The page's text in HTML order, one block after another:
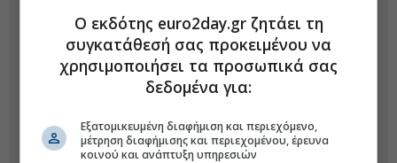
Ο εκδότης euro2day.gr ζητάει τη
συγκατάθεσή σας προκειμένου να
χρησιμοποιήσει τα προσωπικά σας
δεδομένα για:
Εξατομικευμένη διαφήμιση και περιεχόμενο,
μέτρηση διαφήμισης και περιεχομένου, έρευνα
κοινού και ανάπτυξη υπηρεσιών